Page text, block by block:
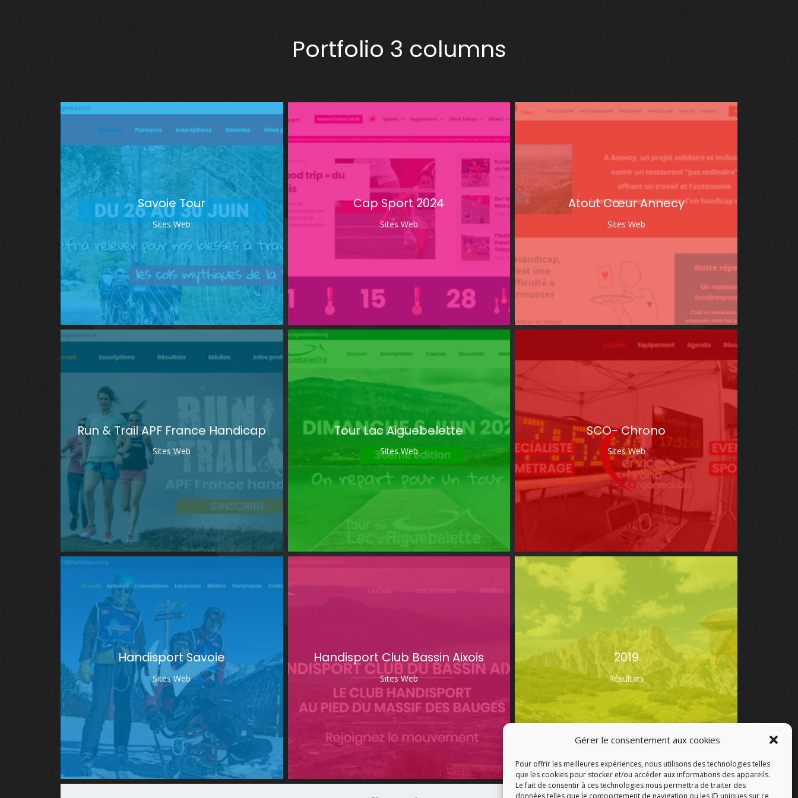
Gérer le consentement aux cookies
Pour offrir les meilleures expériences, nous utilisons des technologies telles
que les cookies pour stocker et/ou accéder aux informations des appareils.
Le fait de consentir à ces technologies nous permettra de traiter des
données telles que le comportement de navigation ou les ID uniques sur ce
Portfolio 3 columns
Savoie Tour
Sites Web
Cap Sport 2024
Sites Web
Atout Cœur Annecy
Sites Web
Run & Trail APF France Handicap
Sites Web
Tour Lac Aiguebelette
Sites Web
SCO- Chrono
Sites Web
Handisport Savoie
Sites Web
Handisport Club Bassin Aixois
Sites Web
2019
Résultats